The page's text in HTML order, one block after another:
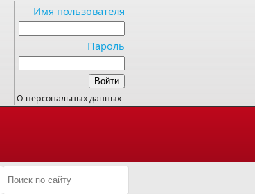
Имя пользователя
Пароль
О персональных данных